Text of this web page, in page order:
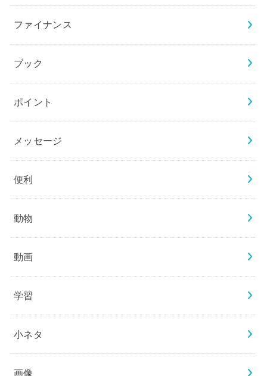
ファイナンス
ブック
ポイント
メッセージ
便利
動物
動画
学習
小ネタ
画像